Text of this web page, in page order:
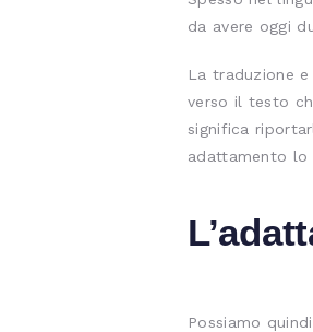
da avere oggi
La traduzione
verso il testo
significa
adattamento lo
Possiamo